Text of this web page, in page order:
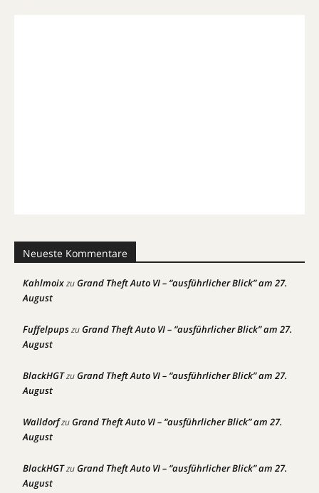
Neueste Kommentare
KahlmoixzuGrand Theft Auto VI – “ausführlicher Blick” am 27.
August
FuffelpupszuGrand Theft Auto VI – “ausführlicher Blick” am 27.
August
BlackHGTzuGrand Theft Auto VI – “ausführlicher Blick” am 27.
August
WalldorfzuGrand Theft Auto VI – “ausführlicher Blick” am 27.
August
BlackHGTzuGrand Theft Auto VI – “ausführlicher Blick” am 27.
August